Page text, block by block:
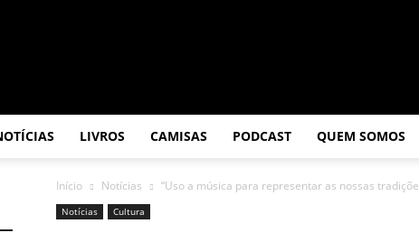
LIVROS CAMISAS PODCAST QUEM SOMOS
Início Notícias “Uso a música para representar as nossas
Notícias Cultura